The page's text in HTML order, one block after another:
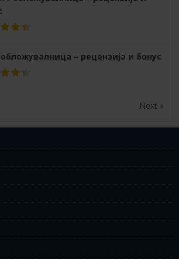
– рецензија и бонус
Next »